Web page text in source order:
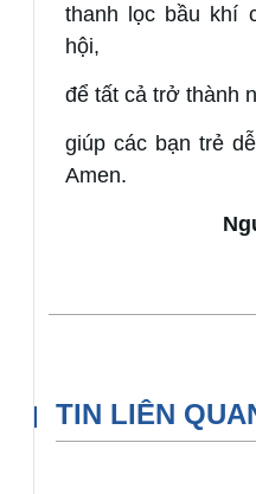
thanh lọc bầu khí
hội,
để tất cả trở thành
giúp các bạn trẻ
Amen.
TIN LIÊN